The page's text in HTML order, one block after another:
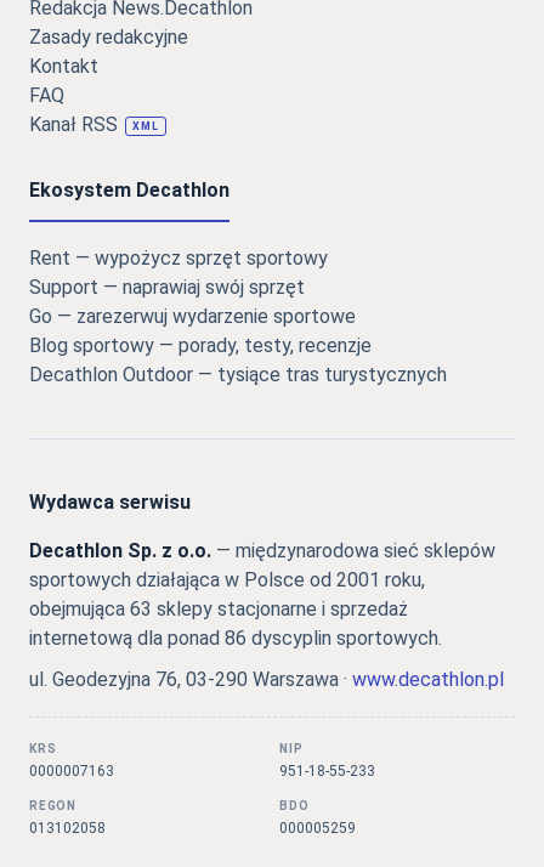
Redakcja News.Decathlon
Zasady redakcyjne
Kontakt
FAQ
Kanał RSS
XML
Ekosystem Decathlon
Rent — wypożycz sprzęt sportowy
Support — naprawiaj swój sprzęt
Go — zarezerwuj wydarzenie sportowe
Blog sportowy — porady, testy, recenzje
Decathlon Outdoor — tysiące tras turystycznych
Wydawca serwisu
Decathlon Sp. z o.o. — międzynarodowa sieć sklepów
sportowych działająca w Polsce od 2001 roku,
obejmująca 63 sklepy stacjonarne i sprzedaż
internetową dla ponad 86 dyscyplin sportowych.
ul. Geodezyjna 76, 03-290 Warszawa · www.decathlon.pl
KRS
0000007163
NIP
951-18-55-233
REGON
013102058
BDO
000005259